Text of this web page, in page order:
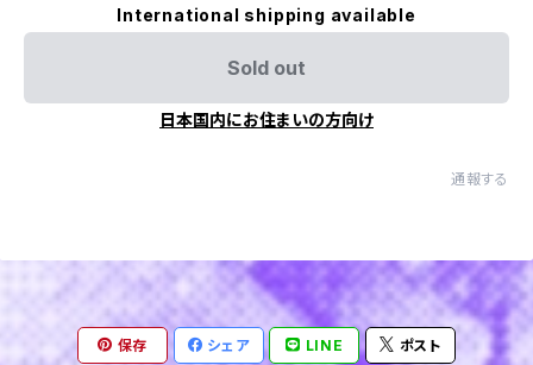
International shipping available
Sold out
日本国内にお住まいの方向け
通報する
保存 シェア LINE ポスト